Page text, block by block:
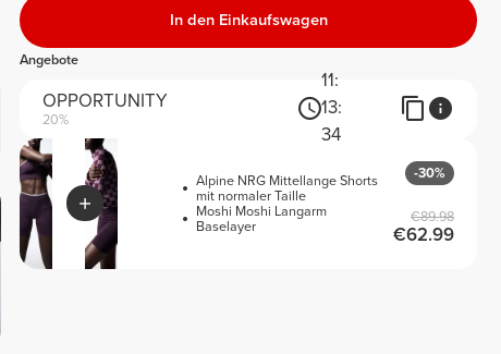
In den Einkaufswagen
Angebote
Alpine NRG Mittellange Shorts
mit normaler Taille
Moshi Moshi Langarm
Baselayer
-30%
€89.98
€62.99
OPPORTUNITY
20%
11:
13:
34